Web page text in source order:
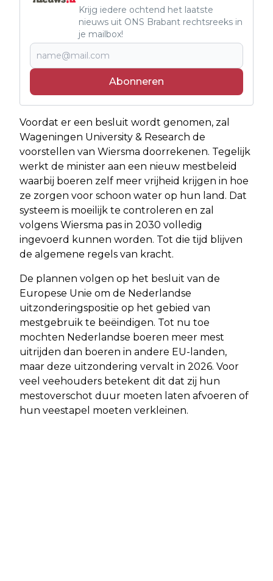
Krijg iedere ochtend het laatste
nieuws uit ONS Brabant rechtsreeks in
je mailbox!
Abonneren
Voordat er een besluit wordt genomen, zal
Wageningen University & Research de
voorstellen van Wiersma doorrekenen. Tegelijk
werkt de minister aan een nieuw mestbeleid
waarbij boeren zelf meer vrijheid krijgen in hoe
ze zorgen voor schoon water op hun land. Dat
systeem is moeilijk te controleren en zal
volgens Wiersma pas in 2030 volledig
ingevoerd kunnen worden. Tot die tijd blijven
de algemene regels van kracht.
De plannen volgen op het besluit van de
Europese Unie om de Nederlandse
uitzonderingspositie op het gebied van
mestgebruik te beëindigen. Tot nu toe
mochten Nederlandse boeren meer mest
uitrijden dan boeren in andere EU-landen,
maar deze uitzondering vervalt in 2026. Voor
veel veehouders betekent dit dat zij hun
mestoverschot duur moeten laten afvoeren of
hun veestapel moeten verkleinen.